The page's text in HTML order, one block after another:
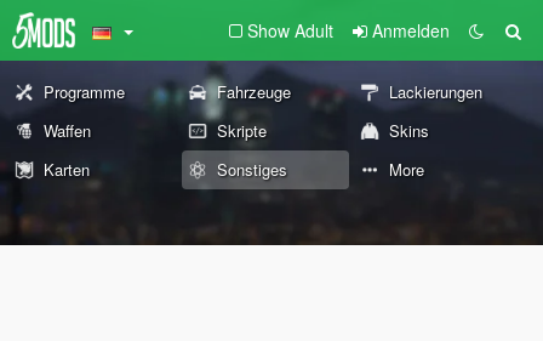
Show Adult Anmelden
Programme Fahrzeuge
Lackierungen
Waffen
Skripte
Skins
Karten
Sonstiges More